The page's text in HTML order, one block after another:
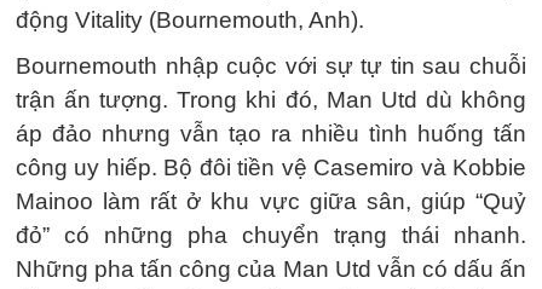
động Vitality (Bournemouth, Anh).
Bournemouth nhập cuộc với sự tự tin sau chuỗi
trận ấn tượng. Trong khi đó, Man Utd dù không
áp đảo nhưng vẫn tạo ra nhiều tình huống tấn
công uy hiếp. Bộ đôi tiền vệ Casemiro và Kobbie
Mainoo làm rất ở khu vực giữa sân, giúp “Quỷ
đỏ” có những pha chuyển trạng thái nhanh.
Những pha tấn công của Man Utd vẫn có dấu ấn